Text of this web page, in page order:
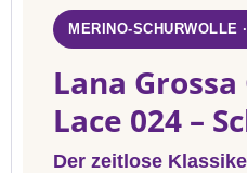
MERINO-SCHURWOLLE
Lana
Lace 024 –
Der zeitlose